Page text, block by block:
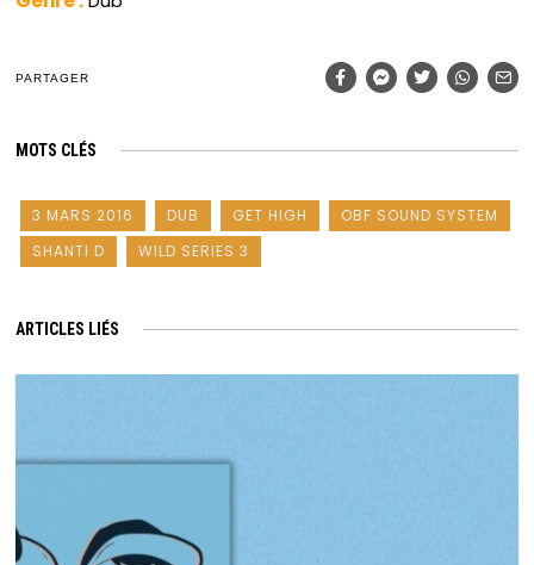
PARTAGER
MOTS CLÉS
3 MARS 2016 DUB GET HIGH
OBF SOUND SYSTEM
SHANTI D
WILD SERIES 3
ARTICLES LIÉS